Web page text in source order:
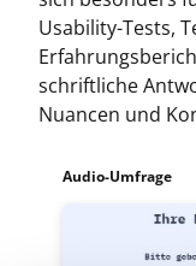
Usability-Tests,
schriftliche
Nuancen und
Audio-Umfrage